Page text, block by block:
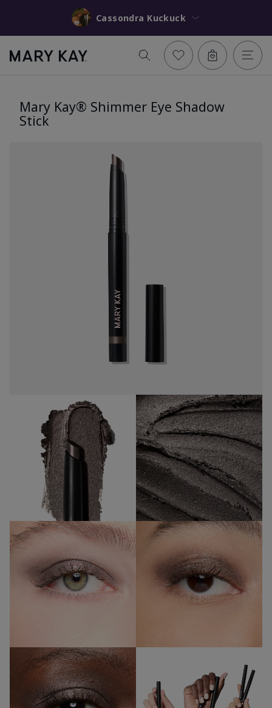
Cassondra Kuckuck
Mary Kay® Shimmer Eye Shadow
Stick